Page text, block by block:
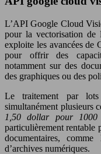
L’API Google Cloud
pour la vectorisation de
exploite les avancées de
pour offrir des
notamment sur des
des graphiques ou des
Le traitement par
simultanément plusieurs
1,50 dollar pour 1000
particulièrement rentable
documentaires,
d’archives numériques.